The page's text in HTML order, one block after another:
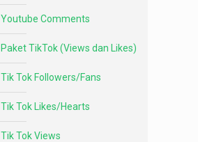
Youtube Comments
Paket TikTok (Views dan Likes)
Tik Tok Followers/Fans
Tik Tok Likes/Hearts
Tik Tok Views